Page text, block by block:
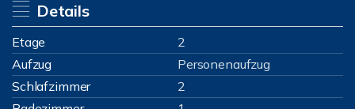
Details
Etage
2
Aufzug
Personenaufzug
Schlafzimmer
2